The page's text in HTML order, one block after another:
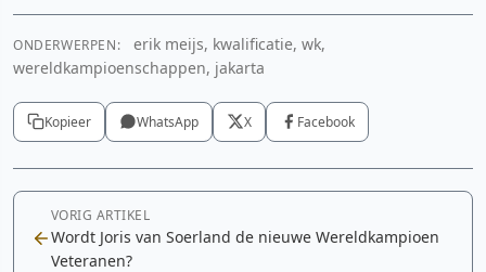
ONDERWERPEN:
erik meijs, kwalificatie, wk,
wereldkampioenschappen, jakarta
Kopieer WhatsApp X Facebook
VORIG ARTIKEL
Wordt Joris van Soerland de nieuwe Wereldkampioen
Veteranen?